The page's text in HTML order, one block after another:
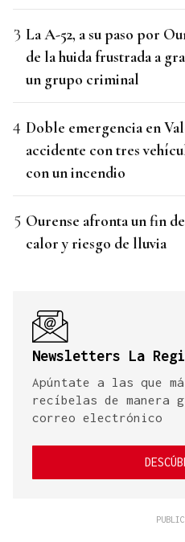
La A-52, a su paso por
de la huida frustrada a
un grupo criminal
Doble emergencia en
accidente con tres
con un incendio
Ourense afronta un fin
calor y riesgo de lluvia
Newsletters La
Apúntate a las que
recíbelas de manera
correo electrónico